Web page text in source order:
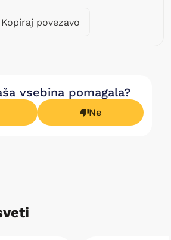
Kopiraj povezavo
vsebina pomagala?
Ne